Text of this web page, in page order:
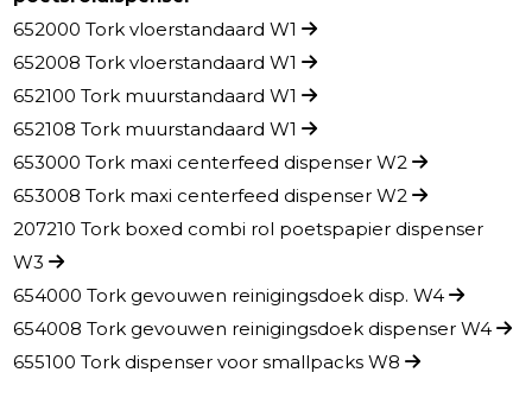
652000 Tork vloerstandaard W1
652008 Tork vloerstandaard W1
652100 Tork muurstandaard W1
652108 Tork muurstandaard W1
653000 Tork maxi centerfeed dispenser W2
653008 Tork maxi centerfeed dispenser W2
207210 Tork boxed combi rol poetspapier dispenser
W3
654000 Tork gevouwen reinigingsdoek disp. W4
654008 Tork gevouwen reinigingsdoek dispenser W4
655100 Tork dispenser voor smallpacks W8